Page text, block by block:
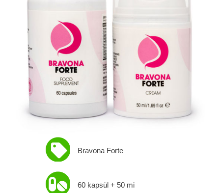
Bravona Forte
60 kapsül + 50 mi